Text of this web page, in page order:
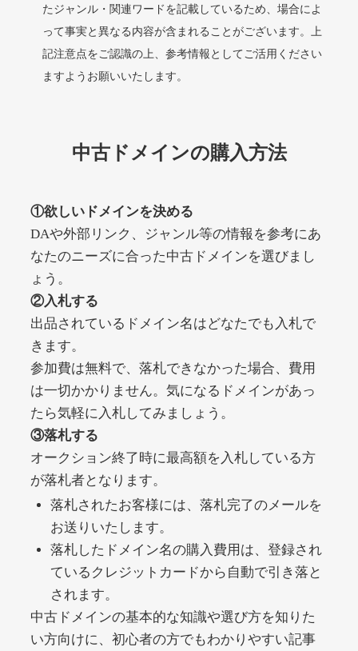
詳細を見る
DA51 外部リンク数 1202 ドメイン年齢1年
入札 0件
詳細を見る
10,800円 入札 0件
debtconsolidationorg.info
ジャンル
DA49 外部リンク数389 ドメイン年齢1年
10,800円 入札 0件
詳細を見る
portalvidalivre.com
ジャンル その他
DA47 外部リンク数2202 ドメイン年齢 5年
10,800円 入札 0件
たジャンル・関連ワードを記載しているため、場合によ
って事実と異なる内容が含まれることがございます。上
記注意点をご認識の上、参考情報としてご活用ください
ますようお願いいたします。
中古ドメインの購入方法
①欲しいドメインを決める
DAや外部リンク、ジャンル等の情報を参考にあ
なたのニーズに合った中古ドメインを選びまし
ょう。
②入札する
出品されているドメイン名はどなたでも入札で
きます。
参加費は無料で、落札できなかった場合、費用
は一切かかりません。気になるドメインがあっ
たら気軽に入札してみましょう。
③落札する
オークション終了時に最高額を入札している方
が落札者となります。
落札されたお客様には、落札完了のメールを
お送りいたします。
落札したドメイン名の購入費用は、登録され
ているクレジットカードから自動で引き落と
されます。
中古ドメインの基本的な知識や選び方を知りた
い方向けに、初心者の方でもわかりやすい記事